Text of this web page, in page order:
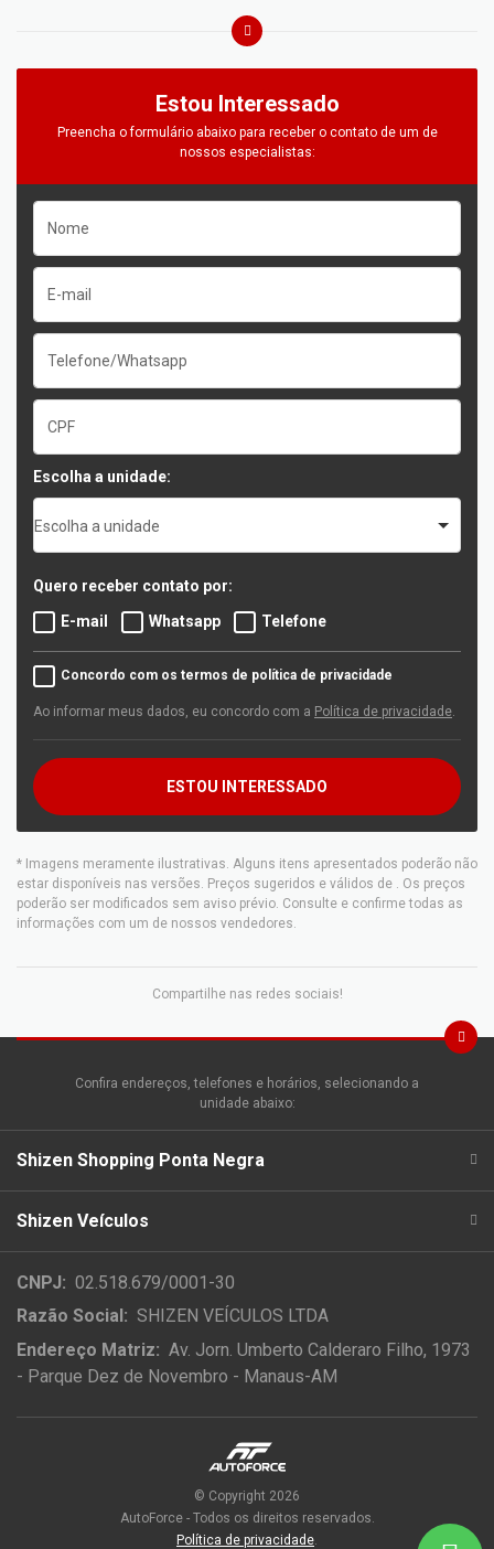
Estou Interessado
Preencha o formulário abaixo para receber o contato de um de
nossos especialistas:
Escolha a unidade:
Escolha a unidade
Quero receber contato por:
E-mail
Whatsapp Telefone
Concordo com os termos de política de privacidade
Ao informar meus dados, eu concordo com a Política de privacidade.
ESTOU INTERESSADO
* Imagens meramente ilustrativas. Alguns itens apresentados poderão não
estar disponíveis nas versões. Preços sugeridos e válidos de . Os preços
poderão ser modificados sem aviso prévio. Consulte e confirme todas as
informações com um de nossos vendedores.
Compartilhe nas redes sociais!
Confira endereços, telefones e horários, selecionando a
unidade abaixo:
Shizen Shopping Ponta Negra
Shizen Veículos
CNPJ: 02.518.679/0001-30
Razão Social: SHIZEN VEÍCULOS LTDA
Endereço Matriz: Av. Jorn. Umberto Calderaro Filho, 1973
- Parque Dez de Novembro - Manaus-AM
© Copyright 2026
AutoForce - Todos os direitos reservados.
Política de privacidade